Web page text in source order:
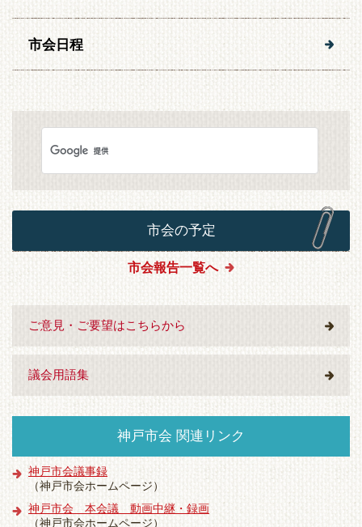
市会日程
市会の予定
市会報告一覧へ
ご意見・ご要望はこちらから
議会用語集
神戸市会 関連リンク
神戸市会議事録
（神戸市会ホームページ）
神戸市会 本会議 動画中継・録画
（神戸市会ホームページ）